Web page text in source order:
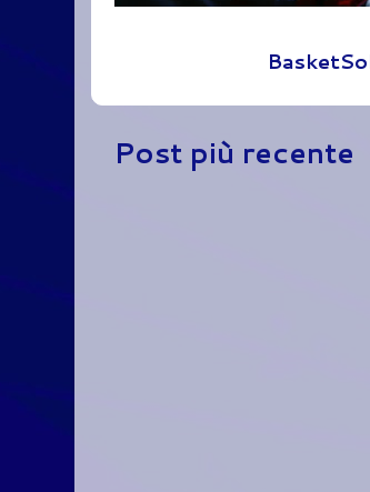
Post più recente